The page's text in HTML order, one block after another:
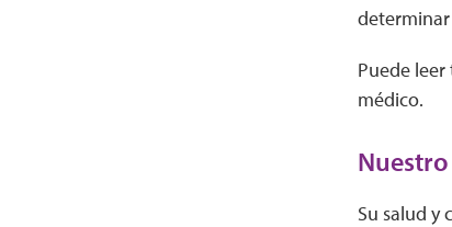
determinar
Puede leer
médico.
Su salud y